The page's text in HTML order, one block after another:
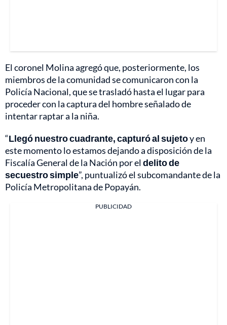
El coronel Molina agregó que, posteriormente, los
miembros de la comunidad se comunicaron con la
Policía Nacional, que se trasladó hasta el lugar para
proceder con la captura del hombre señalado de
intentar raptar a la niña.
“Llegó nuestro cuadrante, capturó al sujetoy en
este momento lo estamos dejando a disposición de la
Fiscalía General de la Nación por eldelito de
secuestro simple”, puntualizó el subcomandante de la
Policía Metropolitana de Popayán.
PUBLICIDAD